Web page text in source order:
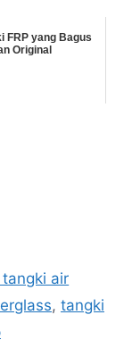
FRP yang Bagus
Original
tangki air
, tangki